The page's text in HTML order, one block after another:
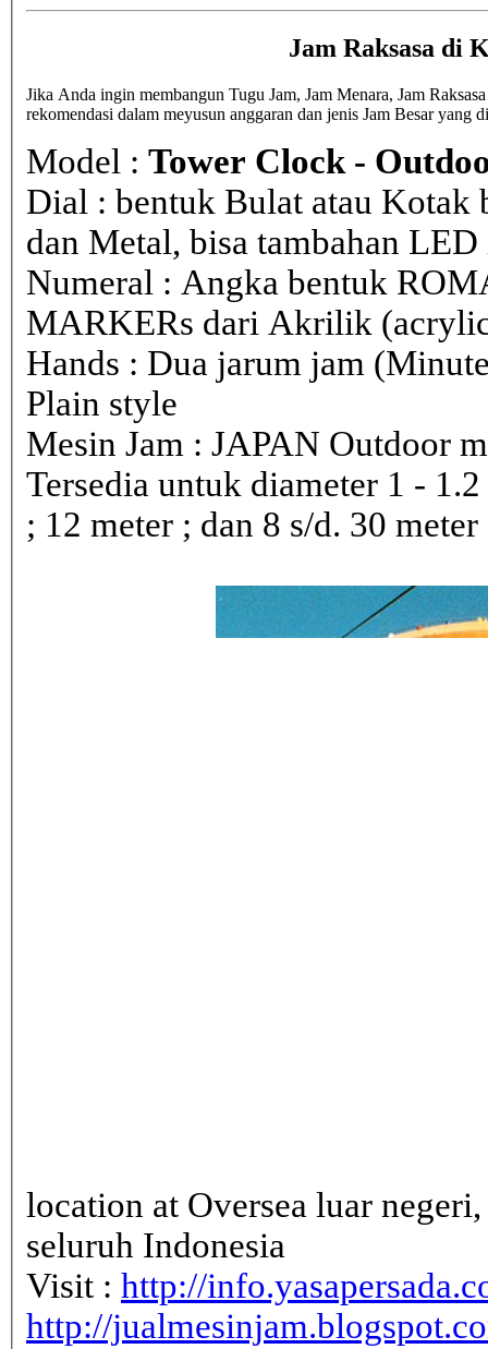
Jam Raksasa di
Jika Anda ingin membangun Tugu Jam, Jam Menara, Jam
rekomendasi dalam meyusun anggaran dan jenis Jam Besar yang
Model : Tower Clock -
Dial : bentuk Bulat atau
dan Metal, bisa tambahan
Numeral : Angka bentuk
MARKERs dari Akrilik
Hands : Dua jarum jam
Plain style
Mesin Jam : JAPAN Outdoor
Tersedia untuk diameter 1 -
; 12 meter ; dan 8 s/d. 30 meter
location at Oversea luar
seluruh Indonesia
Visit : http://
http://